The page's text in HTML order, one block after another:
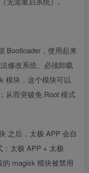
Bootloader，使用起来
修改系统、必须卸载
模块，这个模块可以
从而突破免 Root 模式
之后，太极 APP 会自
太极 APP + 太极
的 magisk 模块被禁用